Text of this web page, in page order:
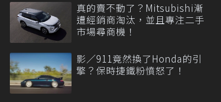
真的賣不動了？Mitsubishi漸
遭經銷商淘汰，並且專注二手
市場尋商機！
影／911竟然換了Honda的引
擎？保時捷鐵粉憤怒了！